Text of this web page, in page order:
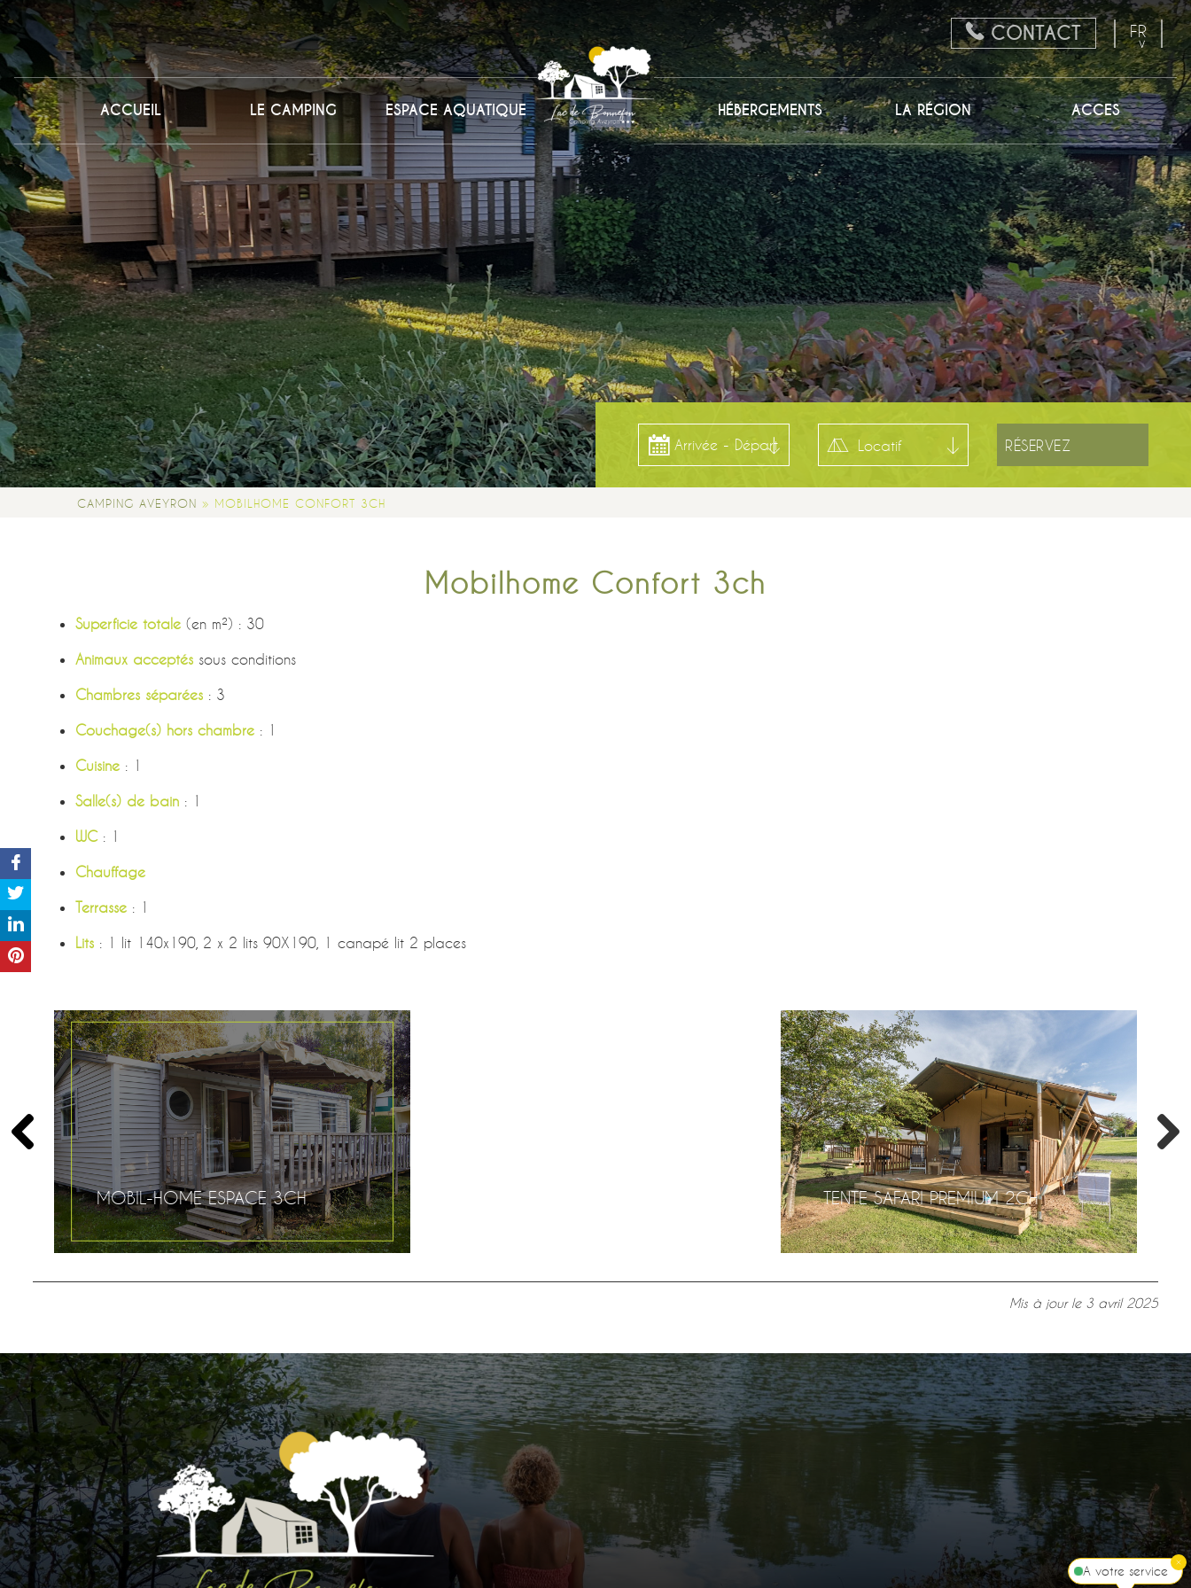
CONTACT
FR
EN
NL
ACCUEIL
LE CAMPING ESPACE AQUATIQUE HÉBERGEMENTS LA RÉGION ACCES
Arrivée - Départ
CAMPING AVEYRON » MOBILHOME CONFORT 3CH
Mobilhome Confort 3ch
Superficie totale (en m²) : 30
Animaux acceptés sous conditions
Chambres séparées : 3
Couchage(s) hors chambre : 1
Cuisine : 1
Salle(s) de bain : 1
WC: 1
Chauffage
Terrasse : 1
Lits : 1 lit 140x190, 2 x 2 lits 90X190, 1 canapé lit 2 places
MOBIL-HOME ESPACE 3CH TENTE SAFARI PREMIUM 2CH
Mis à jour le 3 avril 2025
A votre service